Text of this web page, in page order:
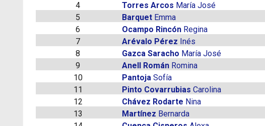
4
Torres Arcos María José
5
Barquet Emma
6
Ocampo Rincón Regina
7
Arévalo Pérez Inés
8
Gazca Saracho María José
9
Anell Román Romina
10
Pantoja Sofía
11
Pinto Covarrubias Carolina
12
Chávez Rodarte Nina
13
Martínez Bernarda